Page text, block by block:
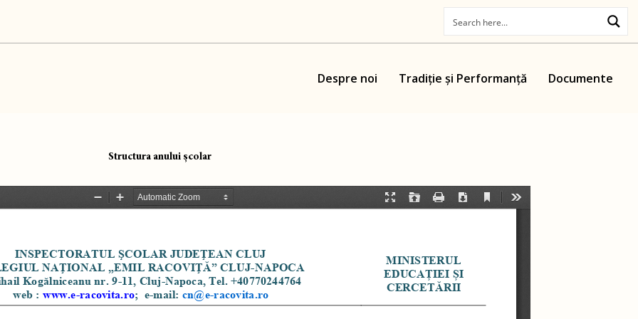
Despre noi Tradiție și Performanță Documente
Structura anului școlar